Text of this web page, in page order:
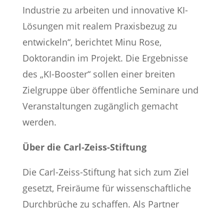
Industrie zu arbeiten und innovative KI-
Lösungen mit realem Praxisbezug zu
entwickeln“, berichtet Minu Rose,
Doktorandin im Projekt. Die Ergebnisse
des „KI-Booster“ sollen einer breiten
Zielgruppe über öffentliche Seminare und
Veranstaltungen zugänglich gemacht
werden.
Über die Carl-Zeiss-Stiftung
Die Carl-Zeiss-Stiftung hat sich zum Ziel
gesetzt, Freiräume für wissenschaftliche
Durchbrüche zu schaffen. Als Partner